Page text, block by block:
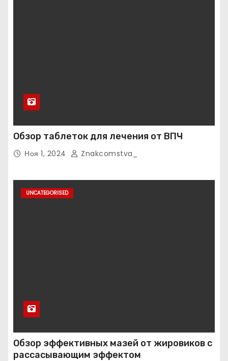
Обзор таблеток для лечения от ВПЧ
Ноя 1, 2024 Znakcomstva_
UNCATEGORISED
Обзор эффективных мазей от жировиков с
рассасывающим эффектом